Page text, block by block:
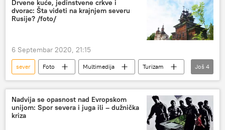
Drvene kuće, jedinstvene crkve i
dvorac: Šta videti na krajnjem severu
Rusije? /foto/
6 Septembar 2020, 21:15
sever Foto Multimedija
Turizam
borusija
najlepše slike
Arhangelska oblast
tilda
Još 4
Nadvija se opasnost nad Evropskom
unijom: Spor severa i juga ili – dužnička
kriza